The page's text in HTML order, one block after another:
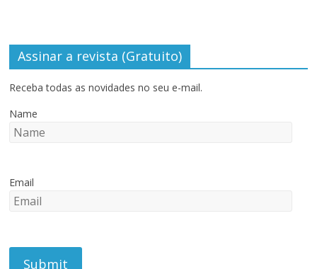
Assinar a revista (Gratuito)
Receba todas as novidades no seu e-mail.
Name
Email